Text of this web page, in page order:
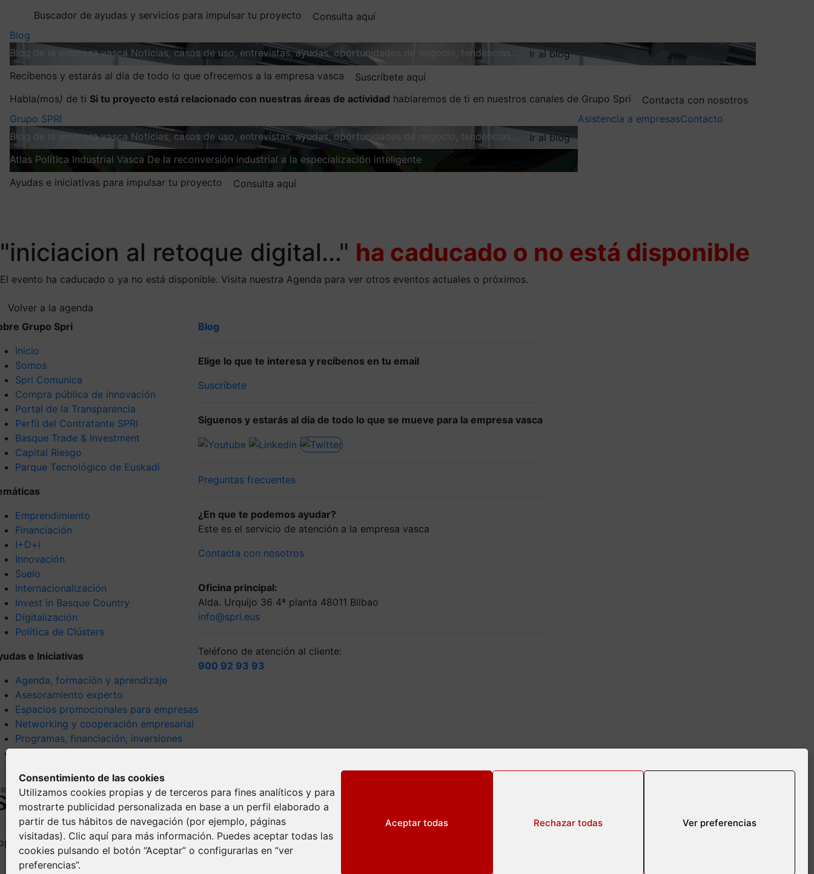
Consentimiento de las cookies
Utilizamos cookies propias y de terceros para fines analíticos y para
mostrarte publicidad personalizada en base a un perfil elaborado a
partir de tus hábitos de navegación (por ejemplo, páginas
visitadas). Clic aquí para más información. Puedes aceptar todas las
cookies pulsando el botón “Aceptar” o configurarlas en “ver
preferencias”.
Aceptar todas Rechazar todas Ver preferencias
Buscador de ayudas y servicios para impulsar tu proyecto
Consulta aquí
Blog
Blog de la empresa vasca Noticias, casos de uso, entrevistas, ayudas, oportunidades de negocio, tendencias…
Ir al blog
Recíbenos y estarás al día de todo lo que ofrecemos a la empresa vasca
Suscríbete aquí
Habla(mos) de ti Si tu proyecto está relacionado con nuestras áreas de actividad hablaremos de ti en nuestros canales de Grupo Spri
Contacta con nosotros
Grupo SPRI
Blog de la empresa vasca Noticias, casos de uso, entrevistas, ayudas, oportunidades de negocio, tendencias…
Ir al blog
Atlas Política Industrial Vasca De la reconversión industrial a la especialización inteligente
Ayudas e iniciativas para impulsar tu proyecto
Consulta aquí
Asistencia a empresasContacto
"iniciacion al retoque digital..." ha caducado o no está disponible
El evento ha caducado o ya no está disponible. Visita nuestra Agenda para ver otros eventos actuales o próximos.
Volver a la agenda
Grupo Spri
Inicio
Somos
Spri Comunica
Compra pública de innovación
Portal de la Transparencia
Perfil del Contratante SPRI
Basque Trade & Investment
Capital Riesgo
Parque Tecnológico de Euskadi
Emprendimiento
Financiación
I+D+i
Innovación
Suelo
Internacionalización
Invest in Basque Country
Digitalización
Política de Clústers
e Iniciativas
Agenda, formación y aprendizaje
Asesoramiento experto
Espacios promocionales para empresas
Networking y cooperación empresarial
Programas, financiación, inversiones
Tendencias y visión estratégica
Blog
Elige lo que te interesa y recíbenos en tu email
Suscríbete
Síguenos y estarás al día de todo lo que se mueve para la empresa vasca
Preguntas frecuentes
¿En que te podemos ayudar?
Este es el servicio de atención a la empresa vasca
Contacta con nosotros
Oficina principal:
Alda. Urquijo 36 4ª planta 48011 Bilbao
info@spri.eus
Teléfono de atención al cliente:
900 92 93 93
© Spri 2026. All right reserved
Aviso Legal
Política de privacidad